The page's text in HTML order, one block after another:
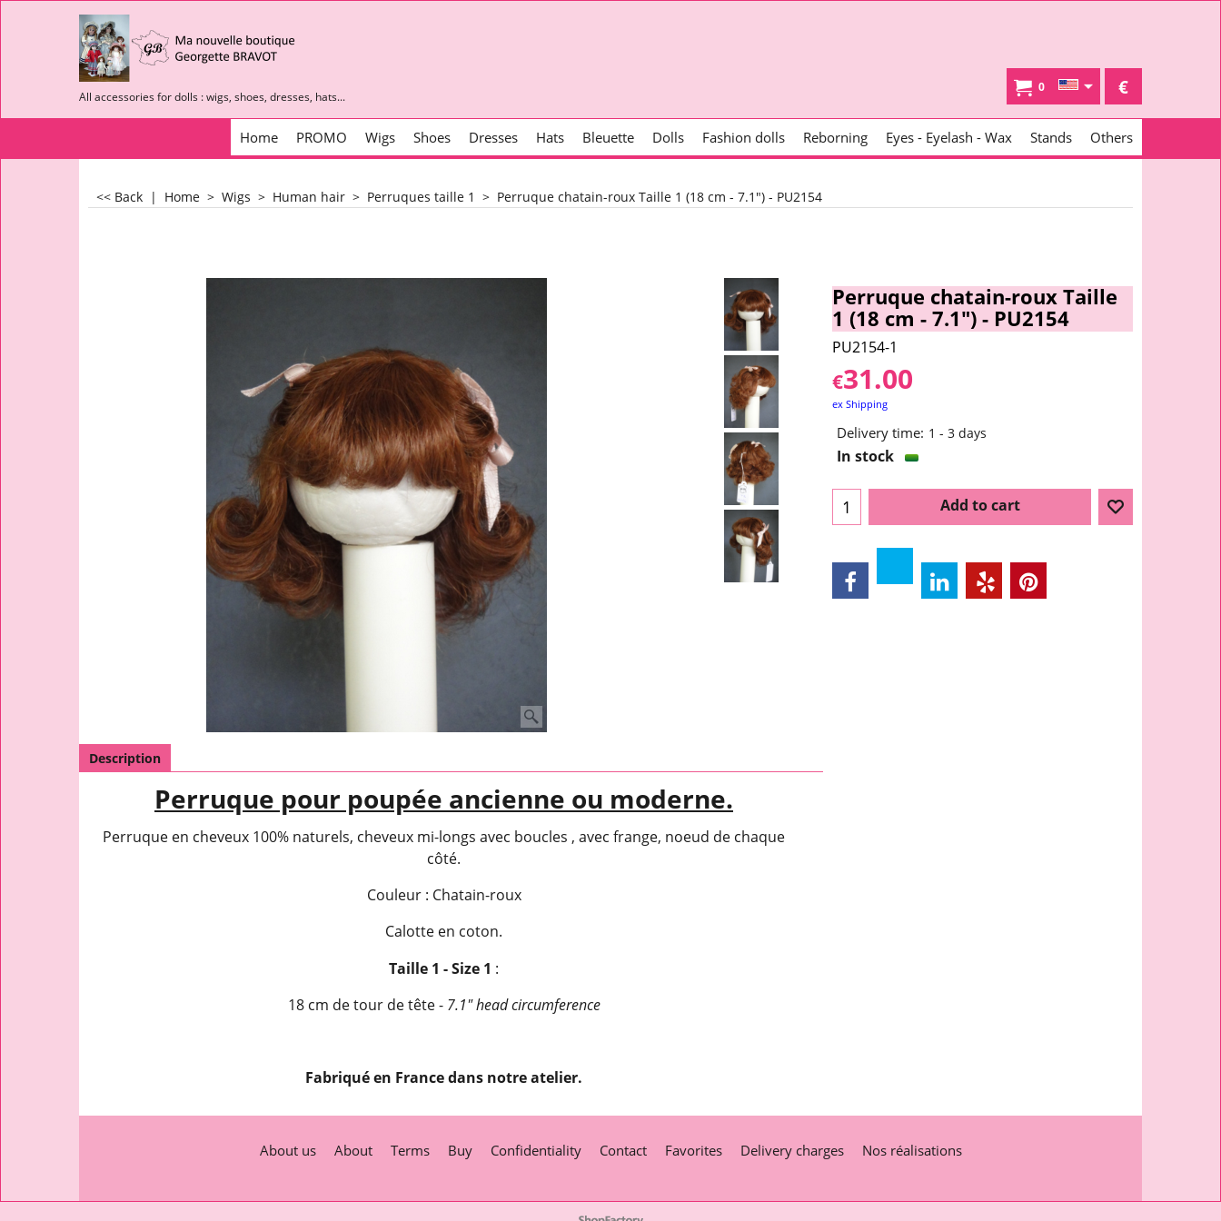
All accessories for dolls : wigs, shoes, dresses, hats...
0 €
Home PROMO Wigs Shoes Dresses Hats Bleuette Dolls Fashion dolls Reborning Eyes - Eyelash - Wax Stands Others
<< Back | Home > Wigs > Human hair > Perruques taille 1 > Perruque chatain-roux Taille 1 (18 cm - 7.1") - PU2154
Perruque chatain-roux Taille
1 (18 cm - 7.1") - PU2154
PU2154-1
€31.00
ex Shipping
Delivery time: 1 - 3 days
In stock
Add to cart
Description
Perruque pour poupée ancienne ou moderne.
Perruque en cheveux 100% naturels, cheveux mi-longs avec boucles , avec frange, noeud de chaque
côté.
Couleur : Chatain-roux
Calotte en coton.
Taille 1 - Size 1 :
18 cm de tour de tête - 7.1" head circumference
Fabriqué en France dans notre atelier.
About us About Terms Buy Confidentiality Contact Favorites Delivery charges Nos réalisations